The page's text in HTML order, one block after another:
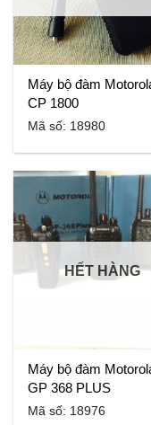
Máy bộ đàm
CP 1800
Mã số: 18980
HẾT HÀNG
Máy bộ đàm
GP 368 PLUS
Mã số: 18976